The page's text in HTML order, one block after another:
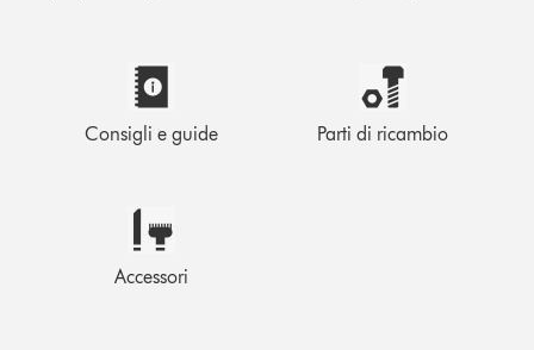
Consigli e guide Parti di ricambio
Accessori